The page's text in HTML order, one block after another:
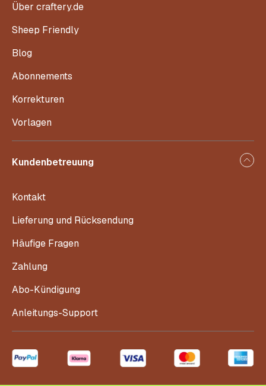
Über craftery.de
Sheep Friendly
Blog
Abonnements
Korrekturen
Vorlagen
Kundenbetreuung
Kontakt
Lieferung und Rücksendung
Häufige Fragen
Zahlung
Abo-Kündigung
Anleitungs-Support